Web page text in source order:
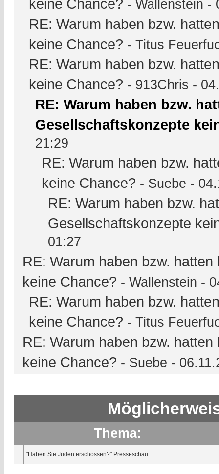
keine Chance? - Wallenstein -
RE: Warum haben bzw.
keine Chance? - Titus
RE: Warum haben bzw.
keine Chance? - 913Chris -
RE: Warum haben bzw.
Gesellschaftskonzepte
21:29
RE: Warum haben bzw.
keine Chance? - Suebe -
RE: Warum haben bzw.
Gesellschaftskonzepte
01:27
RE: Warum haben bzw.
keine Chance? - Wallenstein -
RE: Warum haben bzw.
keine Chance? - Titus
RE: Warum haben bzw.
keine Chance? - Suebe -
Thema:
"Haben Sie Juden erschossen?" Presseschau